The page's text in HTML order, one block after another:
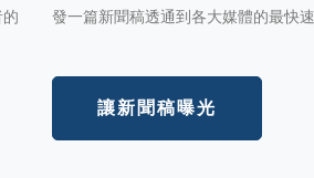
發一篇新聞稿透通到各大媒體的最快
讓新聞稿曝光